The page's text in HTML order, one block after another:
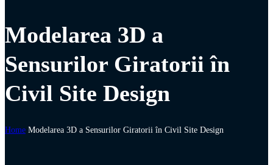
Modelarea 3D a
Sensurilor Giratorii în
Civil Site Design
Home Modelarea 3D a Sensurilor Giratorii în Civil Site Design